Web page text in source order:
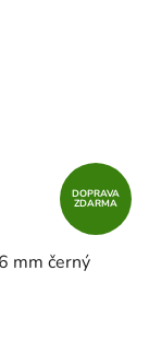
DOPRAVA
ZDARMA
mm černý